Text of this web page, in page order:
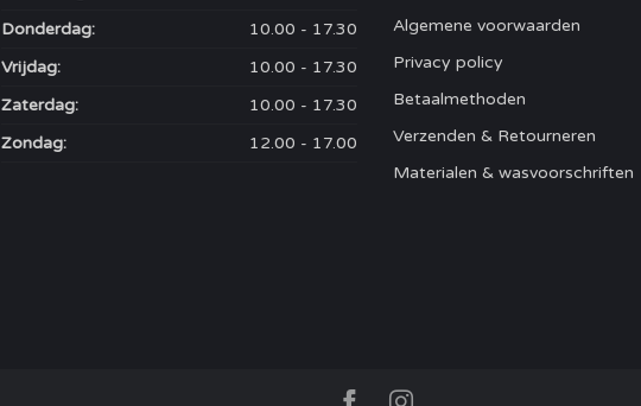
Donderdag:
10.00 - 17.30
Vrijdag:
10.00 - 17.30
Zaterdag:
10.00 - 17.30
Zondag:
12.00 - 17.00
Algemene voorwaarden
Privacy policy
Betaalmethoden
Verzenden & Retourneren
Materialen & wasvoorschriften